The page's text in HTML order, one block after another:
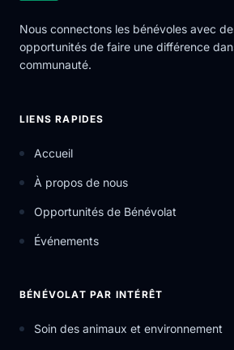
Nous connectons les bénévoles avec
opportunités de faire une différence
communauté.
LIENS RAPIDES
Accueil
À propos de nous
Opportunités de Bénévolat
Événements
BÉNÉVOLAT PAR INTÉRÊT
Soin des animaux et environnement